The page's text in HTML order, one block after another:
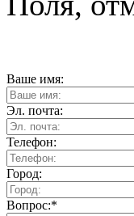
Ваше имя:
Эл. почта:
Телефон:
Город:
Вопрос:*